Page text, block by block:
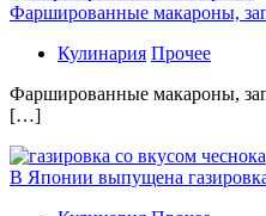
Фаршированные макароны,
Кулинария Прочее
Фаршированные макароны,
[…]
В Японии выпущена